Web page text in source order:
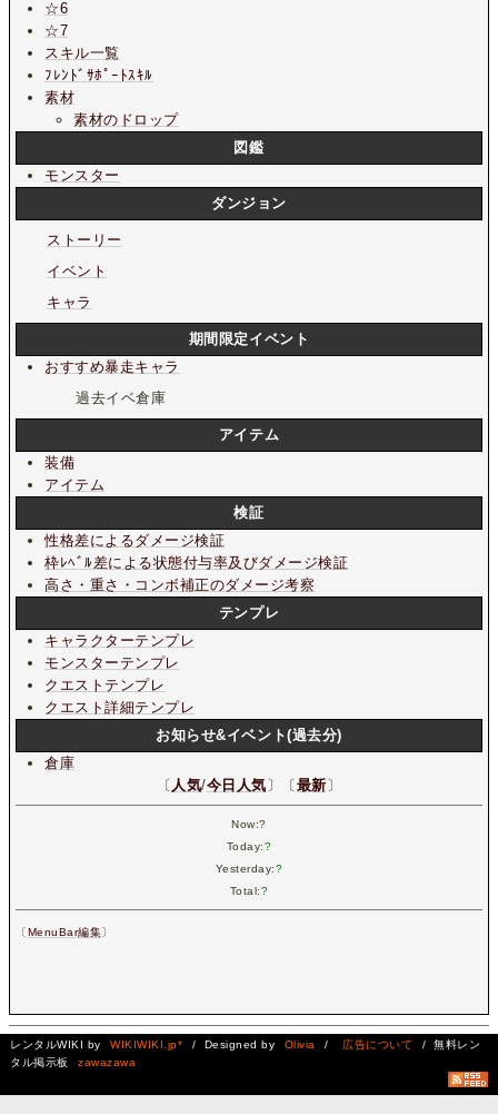
☆6
☆7
スキル一覧
ﾌﾚﾝﾄﾞｻﾎﾟｰﾄｽｷﾙ
素材
素材のドロップ
図鑑
モンスター
ダンジョン
ストーリー
イベント
キャラ
期間限定イベント
おすすめ暴走キャラ
過去イベ倉庫
アイテム
装備
アイテム
検証
性格差によるダメージ検証
枠ﾚﾍﾞﾙ差による状態付与率及びダメージ検証
高さ・重さ・コンボ補正のダメージ考察
テンプレ
キャラクターテンプレ
モンスターテンプレ
クエストテンプレ
クエスト詳細テンプレ
お知らせ&イベント(過去分)
倉庫
〔 人気/今日人気 〕〔 最新 〕
Now:?
Today:?
Yesterday:?
Total:?
〔MenuBar編集〕
レンタルWIKI by WIKIWIKI.jp* / Designed by Olivia / 広告について
/ 無料レン
タル掲示板
zawazawa